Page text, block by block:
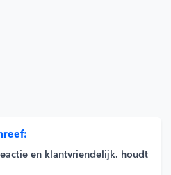
en klantvriendelijk. houdt